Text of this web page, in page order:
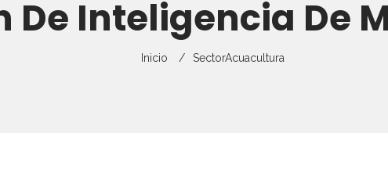
Gestión Del
Estudios De
Capacitaciones
Curso Virtual
De Inteligencia De
Inicio SectorAcuacultura